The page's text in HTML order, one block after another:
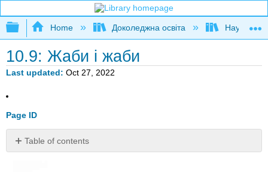
Expand/collapse global hierarchy
Home Доколеджна освіта Наука і
10.9: Жаби і жаби
Last updated Oct 27, 2022
Page ID
Table of contents